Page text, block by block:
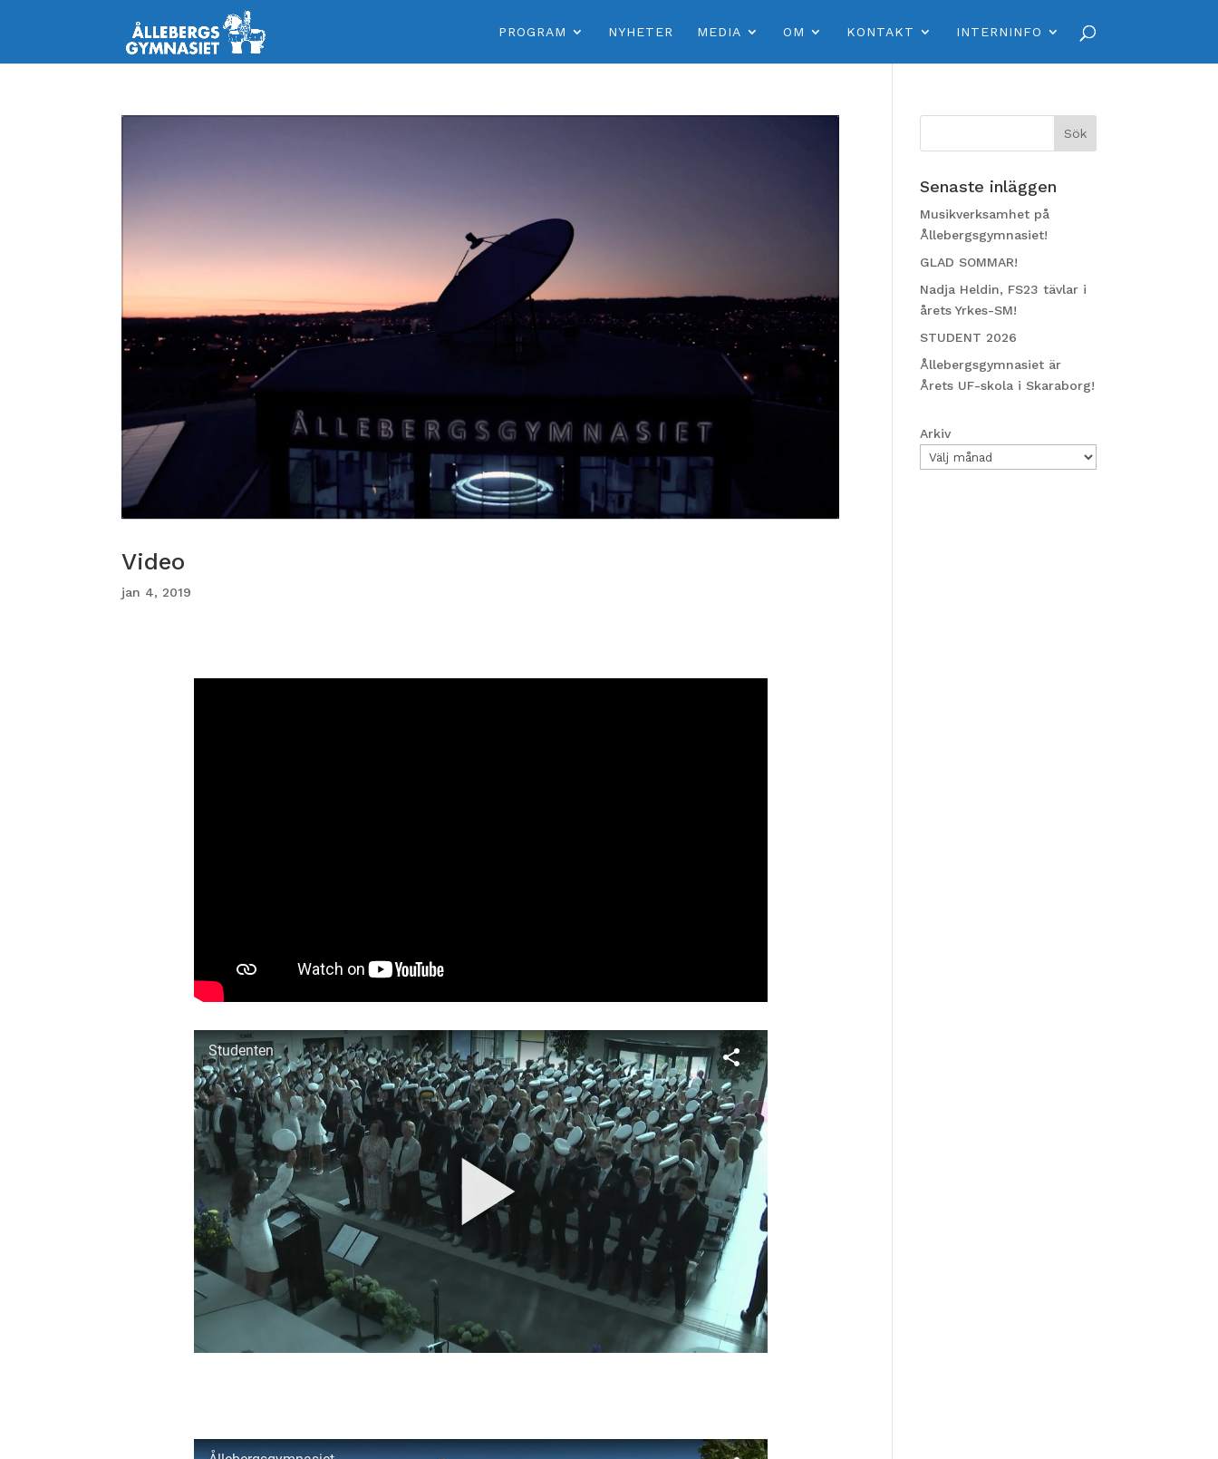
PROGRAM NYHETER MEDIA OM KONTAKT INTERNINFO
Video
jan 4, 2019
Senaste inläggen
Musikverksamhet på
Ållebergsgymnasiet!
GLAD SOMMAR!
Nadja Heldin, FS23 tävlar i
årets Yrkes-SM!
STUDENT 2026
Ållebergsgymnasiet är
Årets UF-skola i Skaraborg!
Arkiv